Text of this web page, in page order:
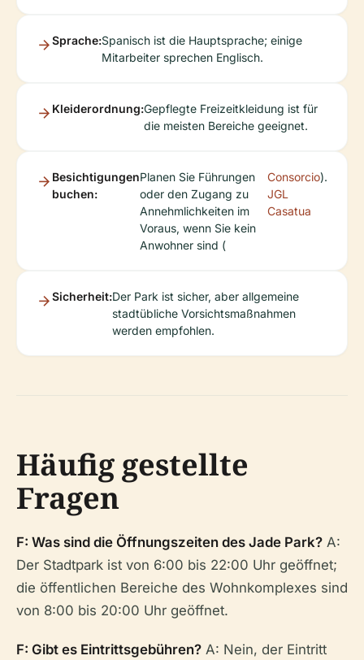
Sprache:Spanisch ist die Hauptsprache; einige
Mitarbeiter sprechen Englisch.
Kleiderordnung:Gepflegte Freizeitkleidung ist für
die meisten Bereiche geeignet.
Besichtigungen
buchen:
Planen Sie Führungen
oder den Zugang zu
Annehmlichkeiten im
Voraus, wenn Sie kein
Anwohner sind (
Consorcio
JGL
Casatua
).
Sicherheit:Der Park ist sicher, aber allgemeine
stadtübliche Vorsichtsmaßnahmen
werden empfohlen.
Häufig gestellte
Fragen
F: Was sind die Öffnungszeiten des Jade Park? A:
Der Stadtpark ist von 6:00 bis 22:00 Uhr geöffnet;
die öffentlichen Bereiche des Wohnkomplexes sind
von 8:00 bis 20:00 Uhr geöffnet.
F: Gibt es Eintrittsgebühren? A: Nein, der Eintritt